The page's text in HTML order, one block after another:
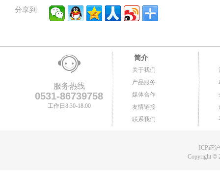
分享到
服务热线
0531-86739758
工作日8:30-18:00
简介
关于我们
产品服务
媒体合作
友情链接
联系我们
ICP证
Copyright ©